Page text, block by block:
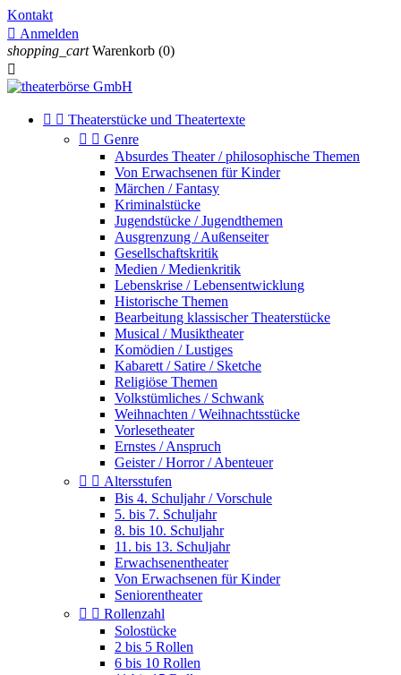
Kontakt
 Anmelden
shopping_cart Warenkorb (0)

  Theaterstücke und Theatertexte
  Genre
Absurdes Theater / philosophische Themen
Von Erwachsenen für Kinder
Märchen / Fantasy
Kriminalstücke
Jugendstücke / Jugendthemen
Ausgrenzung / Außenseiter
Gesellschaftskritik
Medien / Medienkritik
Lebenskrise / Lebensentwicklung
Historische Themen
Bearbeitung klassischer Theaterstücke
Musical / Musiktheater
Komödien / Lustiges
Kabarett / Satire / Sketche
Religiöse Themen
Volkstümliches / Schwank
Weihnachten / Weihnachtsstücke
Vorlesetheater
Ernstes / Anspruch
Geister / Horror / Abenteuer
  Altersstufen
Bis 4. Schuljahr / Vorschule
5. bis 7. Schuljahr
8. bis 10. Schuljahr
11. bis 13. Schuljahr
Erwachsenentheater
Von Erwachsenen für Kinder
Seniorentheater
  Rollenzahl
Solostücke
2 bis 5 Rollen
6 bis 10 Rollen